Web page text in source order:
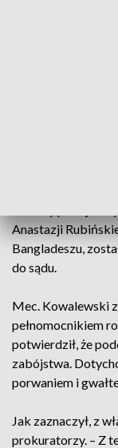
Anastazji
Bangladeszu,
do sądu.
Mec. Kowalewski
pełnomocnikiem
potwierdził, że
zabójstwa.
porwaniem i
Jak zaznaczył, z
prokuratorzy. – Z